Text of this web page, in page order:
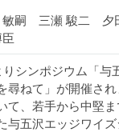
敏嗣 三瀬 駿二 夕
シンポジウム「与
尋ねて」が開催さ
て、若手から中堅
与五沢エッジワイ